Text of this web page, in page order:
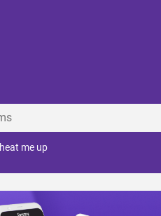
heat me up